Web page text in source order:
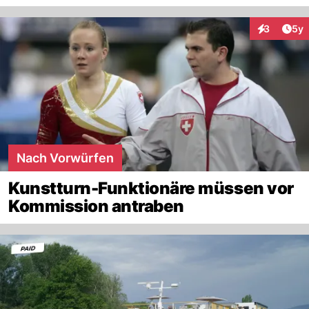
3 5y
Nach Vorwürfen
Kunstturn-Funktionäre müssen vor
Kommission antraben